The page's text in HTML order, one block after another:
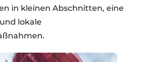
in kleinen Abschnitten, eine
lokale